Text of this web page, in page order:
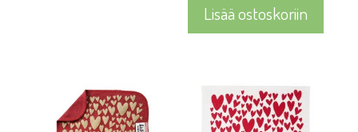
Lisää ostoskoriin